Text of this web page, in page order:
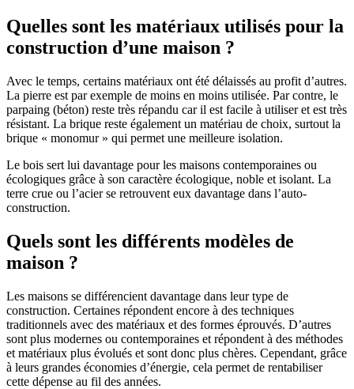
Quelles sont les matériaux utilisés pour la
construction d’une maison ?
Avec le temps, certains matériaux ont été délaissés au profit d’autres.
La pierre est par exemple de moins en moins utilisée. Par contre, le
parpaing (béton) reste très répandu car il est facile à utiliser et est très
résistant. La brique reste également un matériau de choix, surtout la
brique « monomur » qui permet une meilleure isolation.
Le bois sert lui davantage pour les maisons contemporaines ou
écologiques grâce à son caractère écologique, noble et isolant. La
terre crue ou l’acier se retrouvent eux davantage dans l’auto-
construction.
Quels sont les différents modèles de
maison ?
Les maisons se différencient davantage dans leur type de
construction. Certaines répondent encore à des techniques
traditionnels avec des matériaux et des formes éprouvés. D’autres
sont plus modernes ou contemporaines et répondent à des méthodes
et matériaux plus évolués et sont donc plus chères. Cependant, grâce
à leurs grandes économies d’énergie, cela permet de rentabiliser
cette dépense au fil des années.